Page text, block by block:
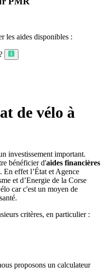
les aides disponibles :
de vélo à
investissement important.
bénéficier d'aides financières
. En effet l’État et Agence
et d’Energie de la Corse
car c'est un moyen de
critères, en particulier :
proposons un calculateur